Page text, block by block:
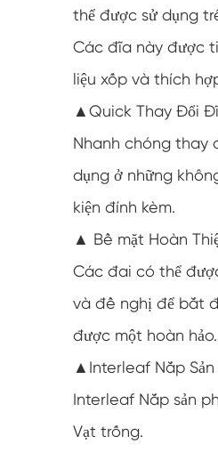
thể được sử dụng
Các đĩa này được
liệu xốp và thích
▲Quick Thay Đổi
Nhanh chóng thay
dụng ở những
kiện đính kèm.
▲ Bề mặt Hoàn
Các đai có thể
và đề nghị để bắt
được một hoàn
▲Interleaf Nắp Sản
Interleaf Nắp sản
Vạt trống.